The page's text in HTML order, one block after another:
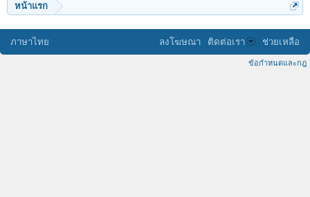
หน้าแรก
ภาษาไทย ลงโฆษณา ติดต่อเรา ช่วยเหลือ
ข้อกำหนดและกฎ